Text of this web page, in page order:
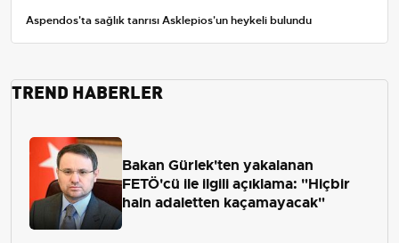
Aspendos'ta sağlık tanrısı Asklepios'un heykeli bulundu
TREND HABERLER
Bakan Gürlek'ten yakalanan
FETÖ'cü ile ilgili açıklama: "Hiçbir
hain adaletten kaçamayacak"